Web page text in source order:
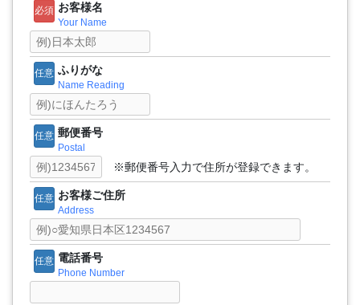
必須 お客様名
Your Name
任意 ふりがな
Name Reading
任意 郵便番号
Postal
※郵便番号入力で住所が登録できます。
任意 お客様ご住所
Address
任意 電話番号
Phone Number